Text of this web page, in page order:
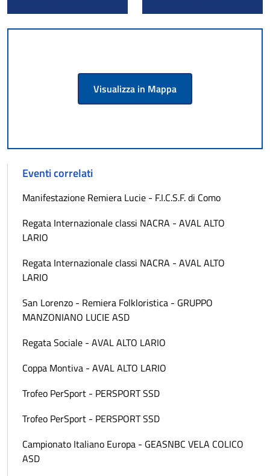
Visualizza in Mappa
Eventi correlati
Manifestazione Remiera Lucie - F.I.C.S.F. di Como
Regata Internazionale classi NACRA - AVAL ALTO
LARIO
Regata Internazionale classi NACRA - AVAL ALTO
LARIO
San Lorenzo - Remiera Folkloristica - GRUPPO
MANZONIANO LUCIE ASD
Regata Sociale - AVAL ALTO LARIO
Coppa Montiva - AVAL ALTO LARIO
Trofeo PerSport - PERSPORT SSD
Trofeo PerSport - PERSPORT SSD
Campionato Italiano Europa - GEASNBC VELA COLICO
ASD